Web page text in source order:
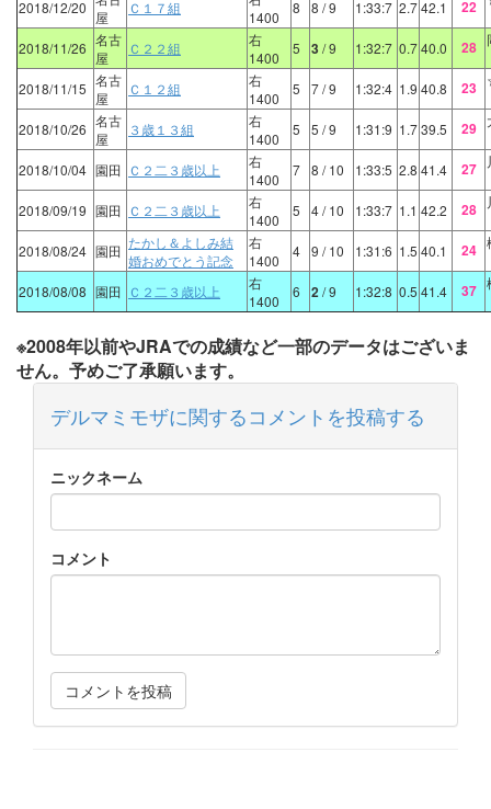
2018/12/20
屋
Ｃ１７組
1400
8 8 / 9 1:33:7 2.742.1 22
2018/11/26 名古
屋
Ｃ２２組
右
1400
5 3/ 9 1:32:7 0.740.0 28
2018/11/15 名古
屋
Ｃ１２組
右
1400
5 7/ 9 1:32:4 1.9 40.8 23
2018/10/26 名古
屋
３歳１３組
右
1400
5 5 / 9 1:31:9 1.739.5 29
2018/10/04 園田 Ｃ２二３歳以上
右
1400
7 8 / 10 1:33:5 2.8 41.4 27
2018/09/19 園田 Ｃ２二３歳以上
右
1400
5 4/ 10 1:33:7 1.1 42.2 28
2018/08/24 園田 たかし＆よしみ結
婚おめでとう記念
右
1400
4 9 / 10 1:31:6 1.5 40.1 24
2018/08/08 園田 Ｃ２二３歳以上
右
1400
6 2/ 9 1:32:8 0.5 41.4 37
※2008年以前やJRAでの成績など一部のデータはございま
せん。予めご了承願います。
デルマミモザに関するコメントを投稿する
ニックネーム
コメント